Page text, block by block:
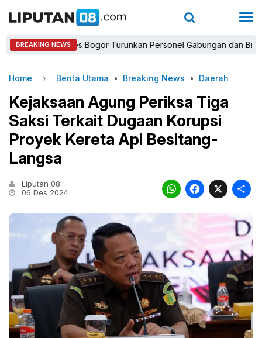
BREAKING NEWS
Kapolres Bogor Turunkan Personel Gabungan dan Brimob,
Home Berita Utama • Breaking News • Daerah
Kejaksaan Agung Periksa Tiga
Saksi Terkait Dugaan Korupsi
Proyek Kereta Api Besitang-
Langsa
Liputan 08
06 Des 2024
X